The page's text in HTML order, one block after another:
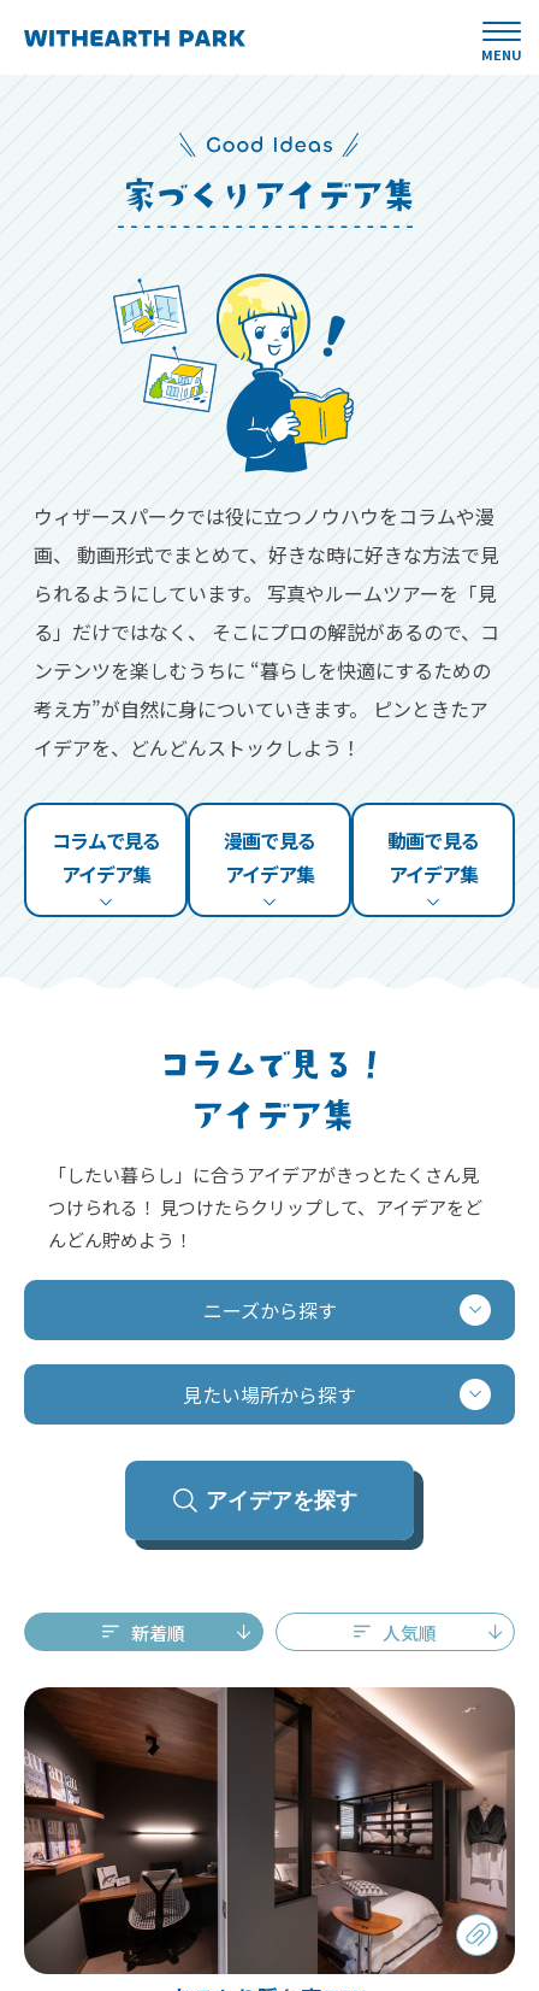
MENU
ウィザースパークでは役に立つノウハウをコラムや漫
画、
動画形式でまとめて、好きな時に好きな方法で見
られるようにしています。
写真やルームツアーを「見
る」だけではなく、
そこにプロの解説があるので、コ
ンテンツを楽しむうちに “暮らしを快適にするための
考え方”が自然に身についていきます。
ピンときたア
イデアを、どんどんストックしよう！
コラムで見る
アイデア集
漫画で見る
アイデア集
動画で見る
アイデア集
「したい暮らし」に合うアイデアがきっとたくさん見
つけられる！ 見つけたらクリップして、アイデアをど
んどん貯めよう！
ニーズから探す
見たい場所から探す
新着順 人気順